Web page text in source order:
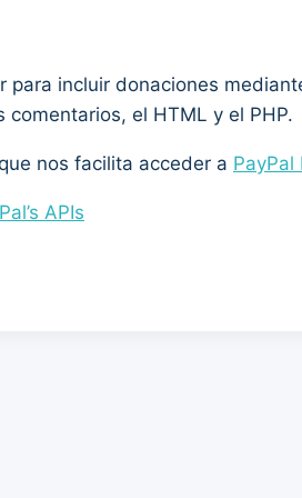
incluir donaciones
el HTML y el PHP.
nos facilita acceder a PayPal
APIs